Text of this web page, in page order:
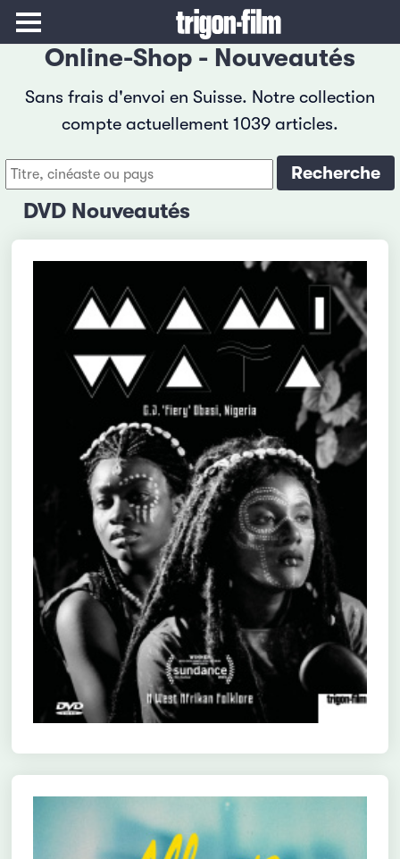
Online-Shop - Nouveautés
Sans frais d'envoi en Suisse. Notre collection
compte actuellement 1039 articles.
DVD Nouveautés